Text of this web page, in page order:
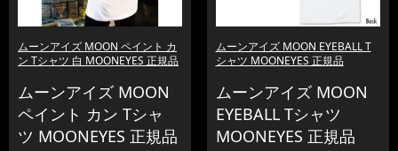
ムーンアイズ MOON ペイント カ
ン Tシャツ 白 MOONEYES 正規品
ムーンアイズ MOON
ペイント カン Tシャ
ツ MOONEYES 正規品
ムーンアイズ MOON EYEBALL T
シャツ MOONEYES 正規品
ムーンアイズ MOON
EYEBALL Tシャツ
MOONEYES 正規品